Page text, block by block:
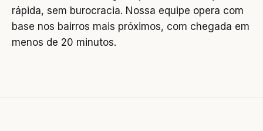
rápida, sem burocracia. Nossa equipe opera com
base nos bairros mais próximos, com chegada em
menos de 20 minutos.